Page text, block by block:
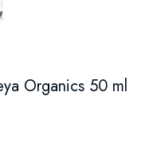
Organics 50 ml